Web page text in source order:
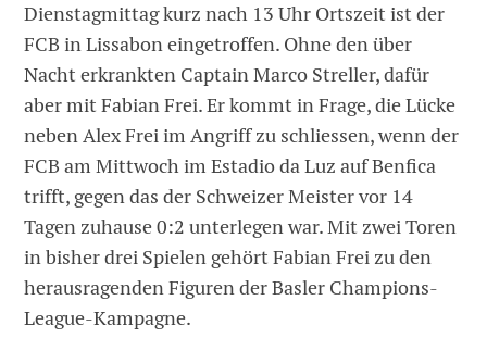
Dienstagmittag kurz nach 13 Uhr Ortszeit ist der
FCB in Lissabon eingetroffen. Ohne den über
Nacht erkrankten Captain Marco Streller, dafür
aber mit Fabian Frei. Er kommt in Frage, die Lücke
neben Alex Frei im Angriff zu schliessen, wenn der
FCB am Mittwoch im Estadio da Luz auf Benfica
trifft, gegen das der Schweizer Meister vor 14
Tagen zuhause 0:2 unterlegen war. Mit zwei Toren
in bisher drei Spielen gehört Fabian Frei zu den
herausragenden Figuren der Basler Champions-
League-Kampagne.